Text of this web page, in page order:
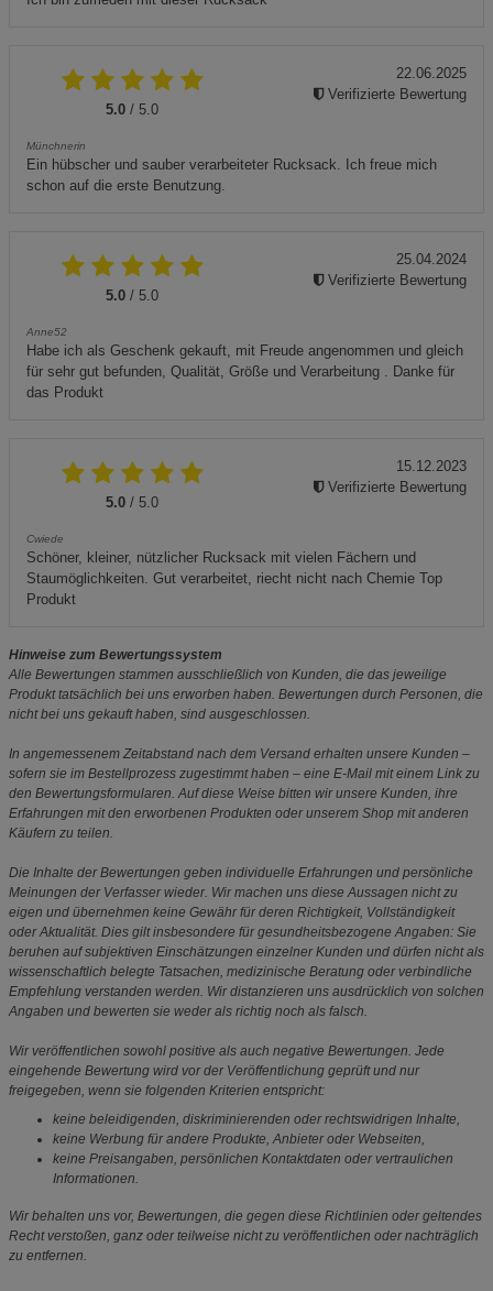
5.0 / 5.0
Münchnerin
Ein hübscher und sauber verarbeiteter Rucksack. Ich freue mich
schon auf die erste Benutzung.
22.06.2025
Verifizierte Bewertung
5.0 / 5.0
Anne52
Habe ich als Geschenk gekauft, mit Freude angenommen und gleich
für sehr gut befunden, Qualität, Größe und Verarbeitung . Danke für
das Produkt
25.04.2024
Verifizierte Bewertung
5.0 / 5.0
Cwiede
Schöner, kleiner, nützlicher Rucksack mit vielen Fächern und
Staumöglichkeiten. Gut verarbeitet, riecht nicht nach Chemie Top
Produkt
15.12.2023
Verifizierte Bewertung
Hinweise zum Bewertungssystem
Alle Bewertungen stammen ausschließlich von Kunden, die das jeweilige
Produkt tatsächlich bei uns erworben haben. Bewertungen durch Personen, die
nicht bei uns gekauft haben, sind ausgeschlossen.
In angemessenem Zeitabstand nach dem Versand erhalten unsere Kunden –
sofern sie im Bestellprozess zugestimmt haben – eine E-Mail mit einem Link zu
den Bewertungsformularen. Auf diese Weise bitten wir unsere Kunden, ihre
Erfahrungen mit den erworbenen Produkten oder unserem Shop mit anderen
Käufern zu teilen.
Die Inhalte der Bewertungen geben individuelle Erfahrungen und persönliche
Meinungen der Verfasser wieder. Wir machen uns diese Aussagen nicht zu
eigen und übernehmen keine Gewähr für deren Richtigkeit, Vollständigkeit
oder Aktualität. Dies gilt insbesondere für gesundheitsbezogene Angaben: Sie
beruhen auf subjektiven Einschätzungen einzelner Kunden und dürfen nicht als
wissenschaftlich belegte Tatsachen, medizinische Beratung oder verbindliche
Empfehlung verstanden werden. Wir distanzieren uns ausdrücklich von solchen
Angaben und bewerten sie weder als richtig noch als falsch.
Wir veröffentlichen sowohl positive als auch negative Bewertungen. Jede
eingehende Bewertung wird vor der Veröffentlichung geprüft und nur
freigegeben, wenn sie folgenden Kriterien entspricht:
keine beleidigenden, diskriminierenden oder rechtswidrigen Inhalte,
keine Werbung für andere Produkte, Anbieter oder Webseiten,
keine Preisangaben, persönlichen Kontaktdaten oder vertraulichen
Informationen.
Wir behalten uns vor, Bewertungen, die gegen diese Richtlinien oder geltendes
Recht verstoßen, ganz oder teilweise nicht zu veröffentlichen oder nachträglich
zu entfernen.